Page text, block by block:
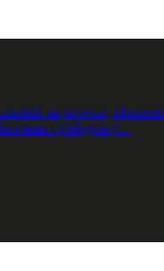
najnowsze,
i pielęgnacji...